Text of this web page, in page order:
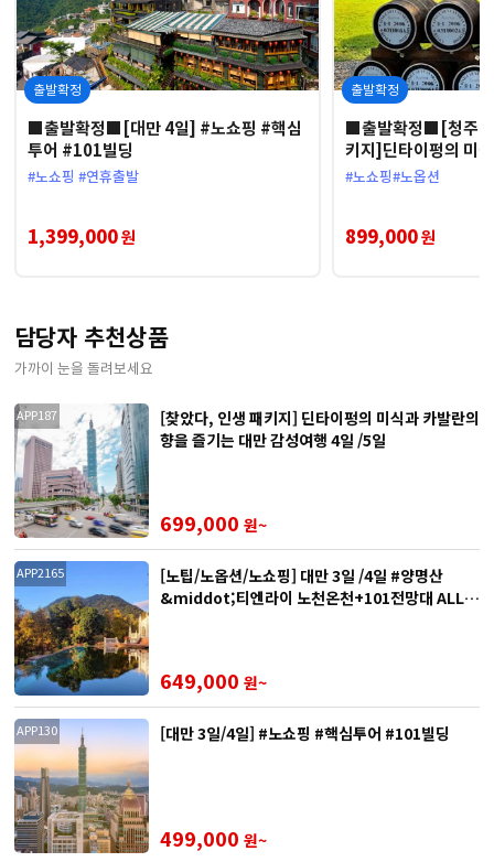
출발확정
■출발확정■[대만 4일] #노쇼핑 #핵심
투어 #101빌딩
#노쇼핑 #연휴출발
1,399,000원
출발확정
■출발확정■[청주
키지]딘타이펑의 미
즐기는 대만 감성여
#노쇼핑#노옵션
899,000원
담당자 추천상품
가까이 눈을 돌려보세요
APP187
[찾았다, 인생 패키지] 딘타이펑의 미식과 카발란의
향을 즐기는 대만 감성여행 4일 /5일
699,000 원~
APP2165
[노팁/노옵션/노쇼핑] 대만 3일 /4일 #양명산
&middot;티엔라이 노천온천+101전망대 ALL
649,000 원~
APP130 [대만 3일/4일] #노쇼핑 #핵심투어 #101빌딩
499,000 원~